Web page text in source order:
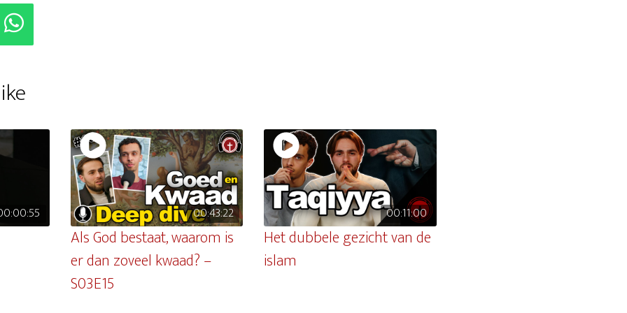
00:43:22
Als God bestaat, waarom is
er dan zoveel kwaad? –
S03E15
00:11:00
Het dubbele gezicht van de
islam